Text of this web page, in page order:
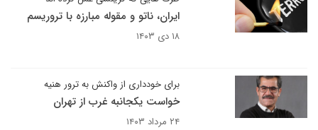
ایران، ناتو و مقوله مبارزه با تروریسم
۱۸ دی ۱۴۰۳
برای خودداری از واکنش به ترور هنیه
خواست یکجانبه غرب از تهران
۲۴ مرداد ۱۴۰۳